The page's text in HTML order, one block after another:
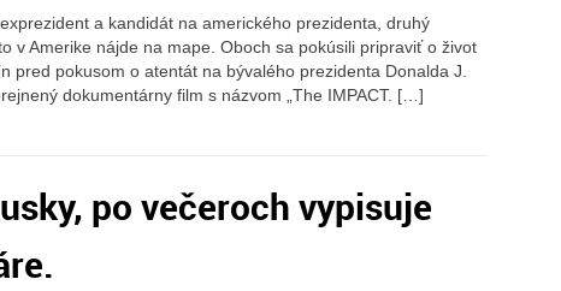
a kandidát na amerického prezidenta, druhý
v Amerike nájde na mape. Oboch sa pokúsili pripraviť o život
pred pokusom o atentát na bývalého prezidenta Donalda J.
dokumentárny film s názvom „The IMPACT. […]
po večeroch vypisuje